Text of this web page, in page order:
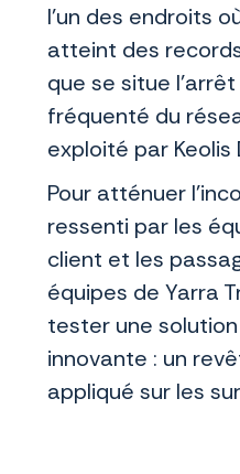
l'un des endroits
atteint des
que se situe
fréquenté du
exploité par Keolis
Pour atténuer
ressenti par les
client et les
équipes de Yarra
tester une
innovante : un
appliqué sur les